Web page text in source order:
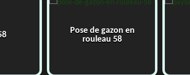
Pose de gazon en
rouleau 58